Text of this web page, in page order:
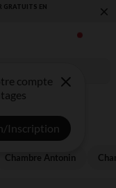
LA RENTRÉE ! DÉCOUVREZ LA
×
compte
Inscription
Chambre Antonin